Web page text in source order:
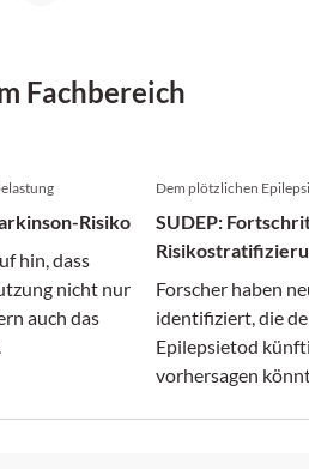
Fachbereich
Risiko
hin, dass
nicht nur
auch das
Dem plötzlichen
SUDEP:
Forscher haben
identifiziert, die
Epilepsietod
vorhersagen